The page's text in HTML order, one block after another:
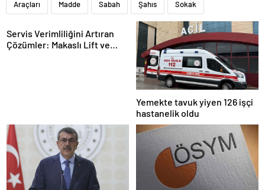
Araçları Madde Sabah Şahıs Sokak
Servis Verimliliğini Artıran
Çözümler: Makaslı Lift ve
Yemekte tavuk yiyen 126 işçi
hastanelik oldu